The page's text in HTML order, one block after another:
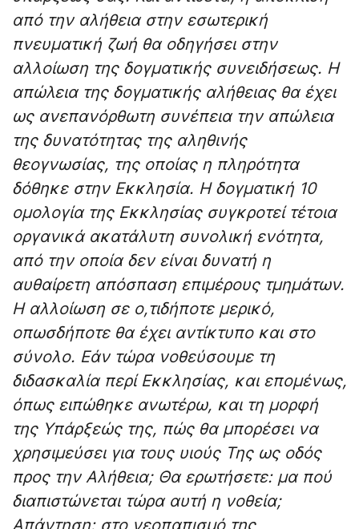
από την αλήθεια στην εσωτερική
πνευματική ζωή θα οδηγήσει στην
αλλοίωση της δογματικής συνειδήσεως. Η
απώλεια της δογματικής αλήθειας θα έχει
ως ανεπανόρθωτη συνέπεια την απώλεια
της δυνατότητας της αληθινής
θεογνωσίας, της οποίας η πληρότητα
δόθηκε στην Εκκλησία. Η δογματική 10
ομολογία της Εκκλησίας συγκροτεί τέτοια
οργανικά ακατάλυτη συνολική ενότητα,
από την οποία δεν είναι δυνατή η
αυθαίρετη απόσπαση επιμέρους τμημάτων.
Η αλλοίωση σε ο,τιδήποτε μερικό,
οπωσδήποτε θα έχει αντίκτυπο και στο
σύνολο. Εάν τώρα νοθεύσουμε τη
διδασκαλία περί Εκκλησίας, και επομένως,
όπως ειπώθηκε ανωτέρω, και τη μορφή
της Υπάρξεώς της, πώς θα μπορέσει να
χρησιμεύσει για τους υιούς Της ως οδός
προς την Αλήθεια; Θα ερωτήσετε: μα πού
διαπιστώνεται τώρα αυτή η νοθεία;